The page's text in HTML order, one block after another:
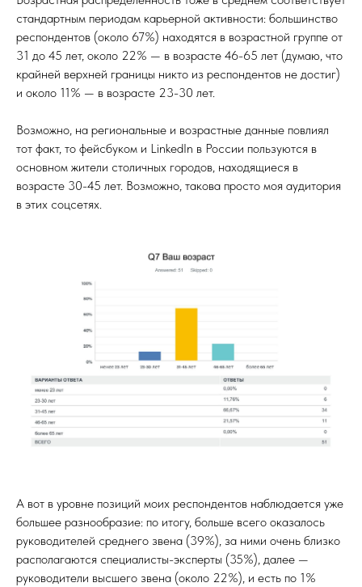
стандартным периодам карьерной активности: большинство
респондентов (около 67%) находятся в возрастной группе от
31 до 45 лет, около 22% — в возрасте 46-65 лет (думаю, что
крайней верхней границы никто из респондентов не достиг)
и около 11% — в возрасте 23-30 лет.
Возможно, на региональные и возрастные данные повлиял
тот факт, то фейсбуком и LinkedIn в России пользуются в
основном жители столичных городов, находящиеся в
возрасте 30-45 лет. Возможно, такова просто моя аудитория
в этих соцсетях.
А вот в уровне позиций моих респондентов наблюдается уже
большее разнообразие: по итогу, больше всего оказалось
руководителей среднего звена (39%), за ними очень близко
располагаются специалисты-эксперты (35%), далее —
руководители высшего звена (около 22%), и есть по 1%